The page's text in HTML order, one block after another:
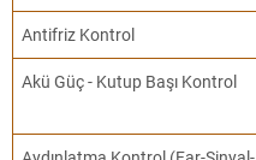
Antifriz Kontrol
Akü Güç - Kutup Başı Kontrol